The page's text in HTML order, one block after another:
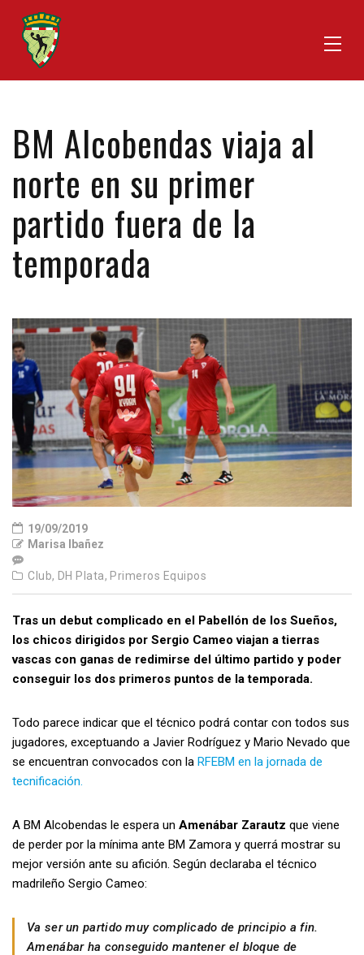
BM Alcobendas viaja al
norte en su primer
partido fuera de la
temporada
19/09/2019
Marisa Ibañez
Club, DH Plata, Primeros Equipos
Tras un debut complicado en el Pabellón de los Sueños,
los chicos dirigidos por Sergio Cameo viajan a tierras
vascas con ganas de redimirse del último partido y poder
conseguir los dos primeros puntos de la temporada.
Todo parece indicar que el técnico podrá contar con todos sus
jugadores, exceptuando a Javier Rodríguez y Mario Nevado que
se encuentran convocados con la RFEBM en la jornada de
tecnificación.
A BM Alcobendas le espera un Amenábar Zarautz que viene
de perder por la mínima ante BM Zamora y querrá mostrar su
mejor versión ante su afición. Según declaraba el técnico
madrileño Sergio Cameo:
Va ser un partido muy complicado de principio a fin.
Amenábar ha conseguido mantener el bloque de